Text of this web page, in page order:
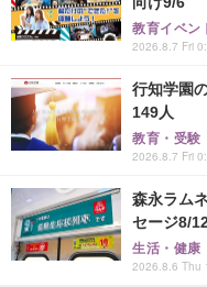
教育イベン
2026.8.7 Fri
行知学園
149人
教育・受験
2026.8.7 Fri
森永ラム
セージ8/
生活・健康
2026.8.6 Thu